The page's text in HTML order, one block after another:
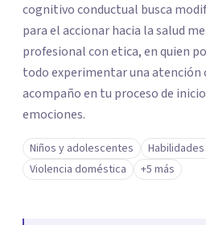
cognitivo conductual busca
para el accionar hacia la salud
profesional con etica, en quien
todo experimentar una atención
acompaño en tu proceso de
emociones.
Niños y adolescentes
Violencia doméstica
+5 más